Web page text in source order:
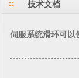
技术文档
伺服系统滑环可以